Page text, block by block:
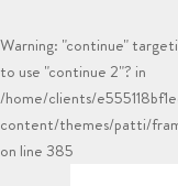
Warning: "continue"
to use "continue 2"? in
/home/clients/
content/themes/patti/
on line385